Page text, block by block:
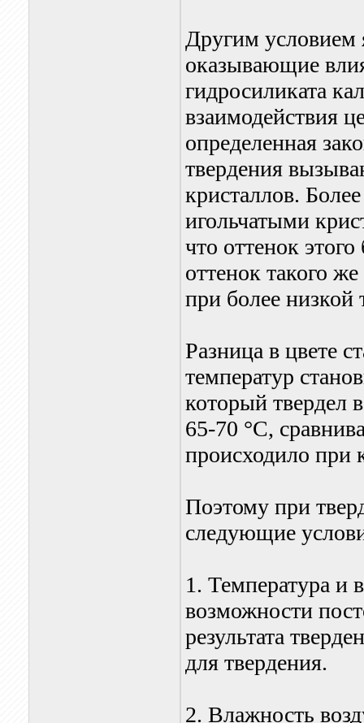
Другим условием
оказывающие
гидросиликата
взаимодействия
определенная
твердения
кристаллов.
игольчатыми
что оттенок
оттенок такого
при более низкой
Разница в цвете
температур
который твердел
65-70 °С,
происходило при
Поэтому при
следующие
1. Температура и
возможности
результата
для твердения.
2. Влажность